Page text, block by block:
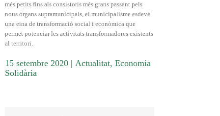
més petits fins als consistoris més grans passant pels
nous òrgans supramunicipals, el municipalisme esdevé
una eina de transformació social i econòmica que
permet potenciar les activitats transformadores existents
al territori.
15 setembre 2020 | Actualitat, Economia
Solidària